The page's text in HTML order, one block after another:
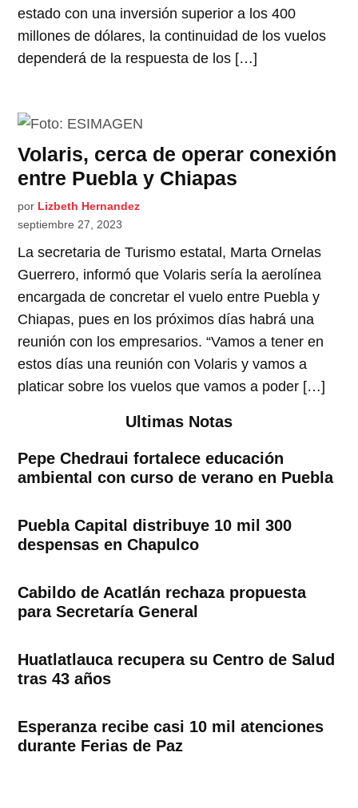
estado con una inversión superior a los 400
millones de dólares, la continuidad de los vuelos
dependerá de la respuesta de los […]
Volaris, cerca de operar conexión
entre Puebla y Chiapas
por Lizbeth Hernandez
septiembre 27, 2023
La secretaria de Turismo estatal, Marta Ornelas
Guerrero, informó que Volaris sería la aerolínea
encargada de concretar el vuelo entre Puebla y
Chiapas, pues en los próximos días habrá una
reunión con los empresarios. “Vamos a tener en
estos días una reunión con Volaris y vamos a
platicar sobre los vuelos que vamos a poder […]
Ultimas Notas
Pepe Chedraui fortalece educación
ambiental con curso de verano en Puebla
Puebla Capital distribuye 10 mil 300
despensas en Chapulco
Cabildo de Acatlán rechaza propuesta
para Secretaría General
Huatlatlauca recupera su Centro de Salud
tras 43 años
Esperanza recibe casi 10 mil atenciones
durante Ferias de Paz